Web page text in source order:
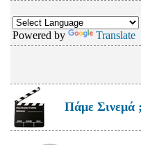
Powered by Translate
Πάμε Σινεμά